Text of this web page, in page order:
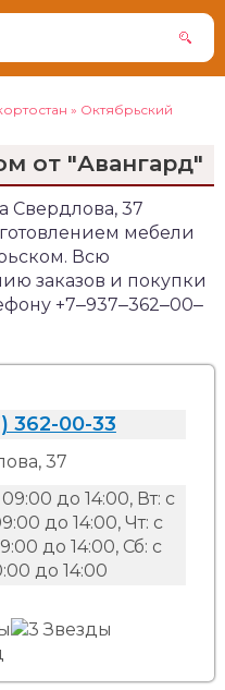
» Октябрьский
от "Авангард"
Свердлова, 37
мебели
Всю
заказов и покупки
+7‒937‒362‒00‒
362-00-33
37
до 14:00, Вт: с
до 14:00, Чт: с
до 14:00, Сб: с
до 14:00